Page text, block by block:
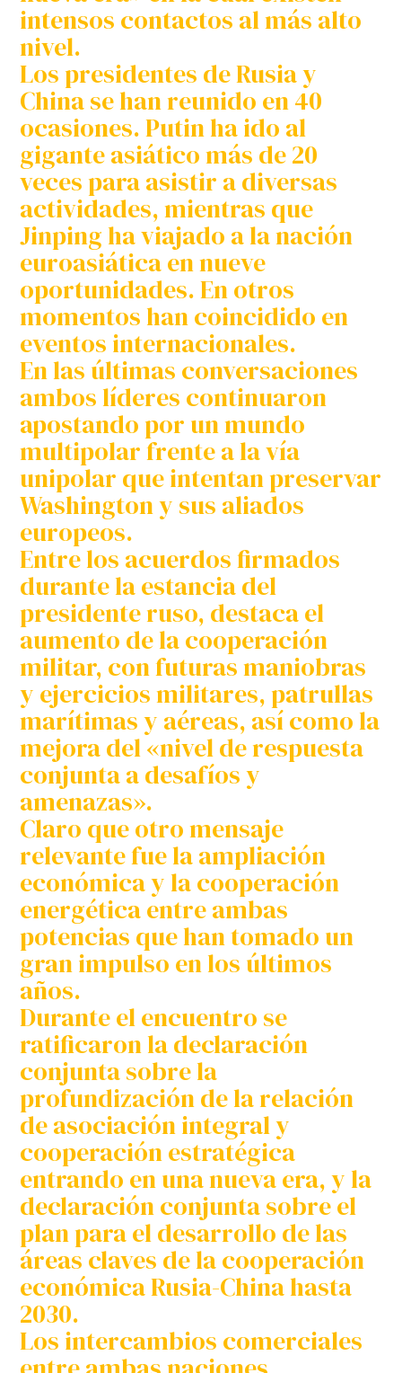
intensos contactos al más alto
nivel.
Los presidentes de Rusia y
China se han reunido en 40
ocasiones. Putin ha ido al
gigante asiático más de 20
veces para asistir a diversas
actividades, mientras que
Jinping ha viajado a la nación
euroasiática en nueve
oportunidades. En otros
momentos han coincidido en
eventos internacionales.
En las últimas conversaciones
ambos líderes continuaron
apostando por un mundo
multipolar frente a la vía
unipolar que intentan preservar
Washington y sus aliados
europeos.
Entre los acuerdos firmados
durante la estancia del
presidente ruso, destaca el
aumento de la cooperación
militar, con futuras maniobras
y ejercicios militares, patrullas
marítimas y aéreas, así como la
mejora del «nivel de respuesta
conjunta a desafíos y
amenazas».
Claro que otro mensaje
relevante fue la ampliación
económica y la cooperación
energética entre ambas
potencias que han tomado un
gran impulso en los últimos
años.
Durante el encuentro se
ratificaron la declaración
conjunta sobre la
profundización de la relación
de asociación integral y
cooperación estratégica
entrando en una nueva era, y la
declaración conjunta sobre el
plan para el desarrollo de las
áreas claves de la cooperación
económica Rusia-China hasta
2030.
Los intercambios comerciales